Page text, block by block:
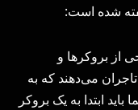
شده است:
از بروکرها و
می‌دهند که به
ابتدا به یک بروکر